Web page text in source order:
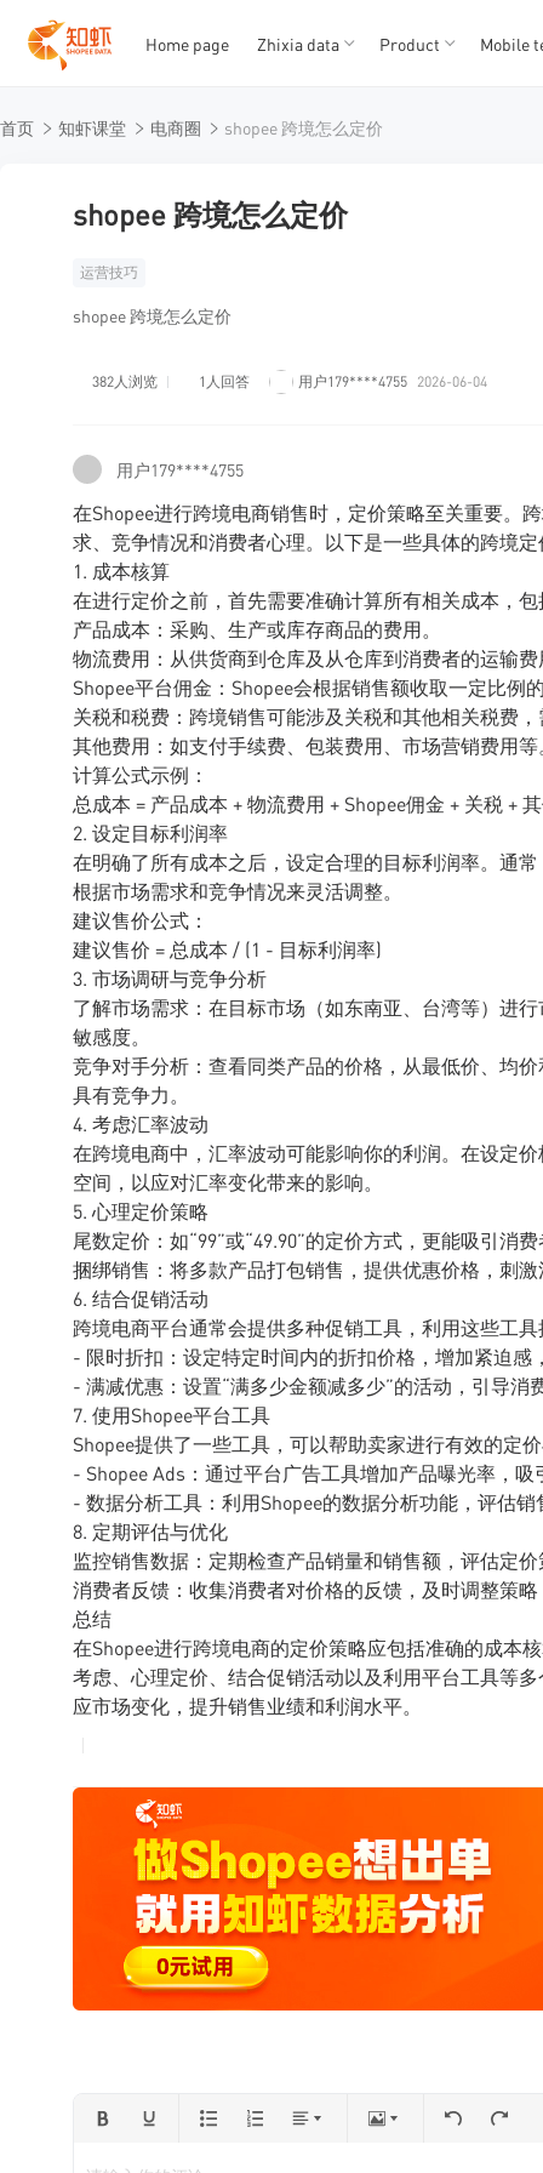
12345
Home page Zhixia data Product Mobile
首页 知虾课堂 电商圈 shopee 跨境怎么定价
shopee 跨境怎么定价
运营技巧
shopee 跨境怎么定价
382人浏览 1人回答 用户179****4755 2026-06-04
用户179****4755
在Shopee进行跨境电商销售时，定价策略至关重要。
求、竞争情况和消费者心理。以下是一些具体的跨境
1. 成本核算
在进行定价之前，首先需要准确计算所有相关成本，包
产品成本：采购、生产或库存商品的费用。
物流费用：从供货商到仓库及从仓库到消费者的运输
Shopee平台佣金：Shopee会根据销售额收取一定比
关税和税费：跨境销售可能涉及关税和其他相关税费
其他费用：如支付手续费、包装费用、市场营销费用等
计算公式示例：
总成本 = 产品成本 + 物流费用 + Shopee佣金 + 关税 +
2. 设定目标利润率
在明确了所有成本之后，设定合理的目标利润率。通
根据市场需求和竞争情况来灵活调整。
建议售价公式：
建议售价 = 总成本 / (1 - 目标利润率)
3. 市场调研与竞争分析
了解市场需求：在目标市场（如东南亚、台湾等）进
敏感度。
竞争对手分析：查看同类产品的价格，从最低价、均
具有竞争力。
4. 考虑汇率波动
在跨境电商中，汇率波动可能影响你的利润。在设定
空间，以应对汇率变化带来的影响。
5. 心理定价策略
尾数定价：如“99”或“49.90”的定价方式，更能吸引消
捆绑销售：将多款产品打包销售，提供优惠价格，刺
6. 结合促销活动
跨境电商平台通常会提供多种促销工具，利用这些工
- 限时折扣：设定特定时间内的折扣价格，增加紧迫感
- 满减优惠：设置“满多少金额减多少”的活动，引导消
7. 使用Shopee平台工具
Shopee提供了一些工具，可以帮助卖家进行有效的定
- Shopee Ads：通过平台广告工具增加产品曝光率，吸
- 数据分析工具：利用Shopee的数据分析功能，评估
8. 定期评估与优化
监控销售数据：定期检查产品销量和销售额，评估定
消费者反馈：收集消费者对价格的反馈，及时调整策
总结
在Shopee进行跨境电商的定价策略应包括准确的成本
考虑、心理定价、结合促销活动以及利用平台工具等
应市场变化，提升销售业绩和利润水平。